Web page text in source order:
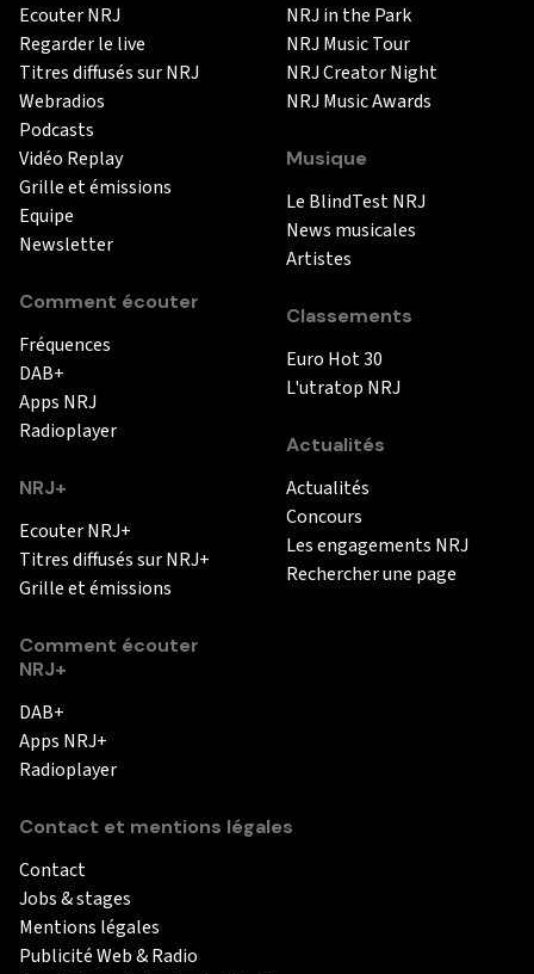
Ecouter NRJ
Regarder le live
Titres diffusés sur NRJ
Webradios
Podcasts
Vidéo Replay
Grille et émissions
Equipe
Newsletter
Comment écouter
Fréquences
DAB+
Apps NRJ
Radioplayer
NRJ+
Ecouter NRJ+
Titres diffusés sur NRJ+
Grille et émissions
Comment écouter
NRJ+
DAB+
Apps NRJ+
Radioplayer
NRJ in the Park
NRJ Music Tour
NRJ Creator Night
NRJ Music Awards
Musique
Le BlindTest NRJ
News musicales
Artistes
Classements
Euro Hot 30
L'utratop NRJ
Actualités
Actualités
Concours
Les engagements NRJ
Rechercher une page
Contact et mentions légales
Contact
Jobs & stages
Mentions légales
Publicité Web & Radio